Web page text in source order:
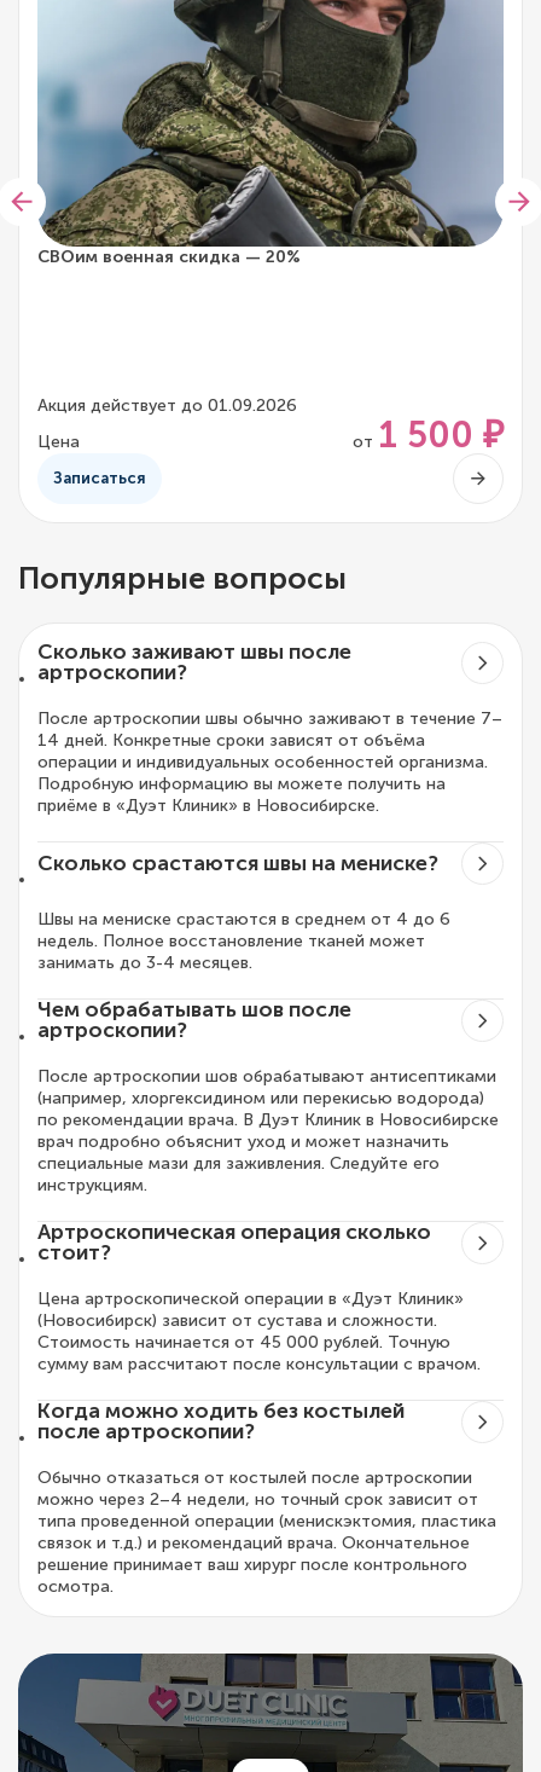
СВОим военная скидка — 20%
Акция действует до 01.09.2026
Цена
от 1 500 ₽
Записаться
Популярные вопросы
Сколько заживают швы после
артроскопии?
После артроскопии швы обычно заживают в течение 7–
14 дней. Конкретные сроки зависят от объёма
операции и индивидуальных особенностей организма.
Подробную информацию вы можете получить на
приёме в «Дуэт Клиник» в Новосибирске.
Сколько срастаются швы на мениске?
Швы на мениске срастаются в среднем от 4 до 6
недель. Полное восстановление тканей может
занимать до 3-4 месяцев.
Чем обрабатывать шов после
артроскопии?
После артроскопии шов обрабатывают антисептиками
(например, хлоргексидином или перекисью водорода)
по рекомендации врача. В Дуэт Клиник в Новосибирске
врач подробно объяснит уход и может назначить
специальные мази для заживления. Следуйте его
инструкциям.
Артроскопическая операция сколько
стоит?
Цена артроскопической операции в «Дуэт Клиник»
(Новосибирск) зависит от сустава и сложности.
Стоимость начинается от 45 000 рублей. Точную
сумму вам рассчитают после консультации с врачом.
Когда можно ходить без костылей
после артроскопии?
Обычно отказаться от костылей после артроскопии
можно через 2–4 недели, но точный срок зависит от
типа проведенной операции (менискэктомия, пластика
связок и т.д.) и рекомендаций врача. Окончательное
решение принимает ваш хирург после контрольного
осмотра.